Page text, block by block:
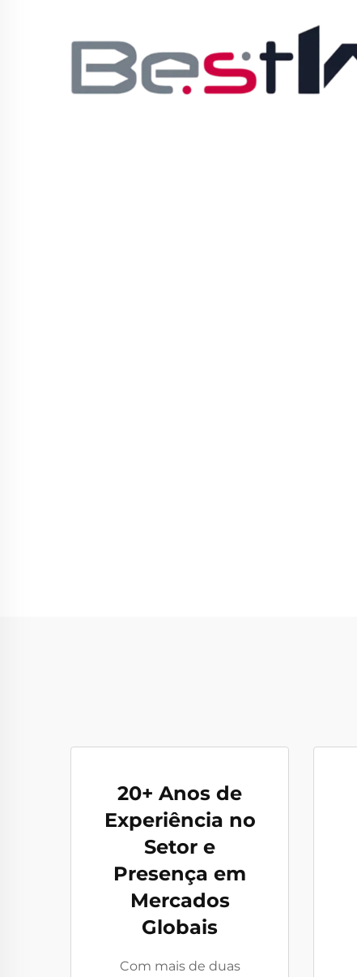
20+ Anos de
Experiência no
Setor e
Presença em
Mercados
Globais
Com mais de duas